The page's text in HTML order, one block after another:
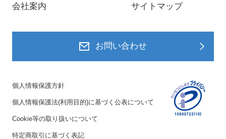
会社案内 サイトマップ
お問い合わせ
個人情報保護方針
個人情報保護法(利用目的)に基づく公表について
Cookie等の取り扱いについて
特定商取引に基づく表記